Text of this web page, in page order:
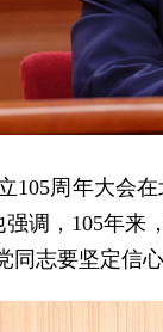
105周年大会
强调，105年来
同志要坚定信